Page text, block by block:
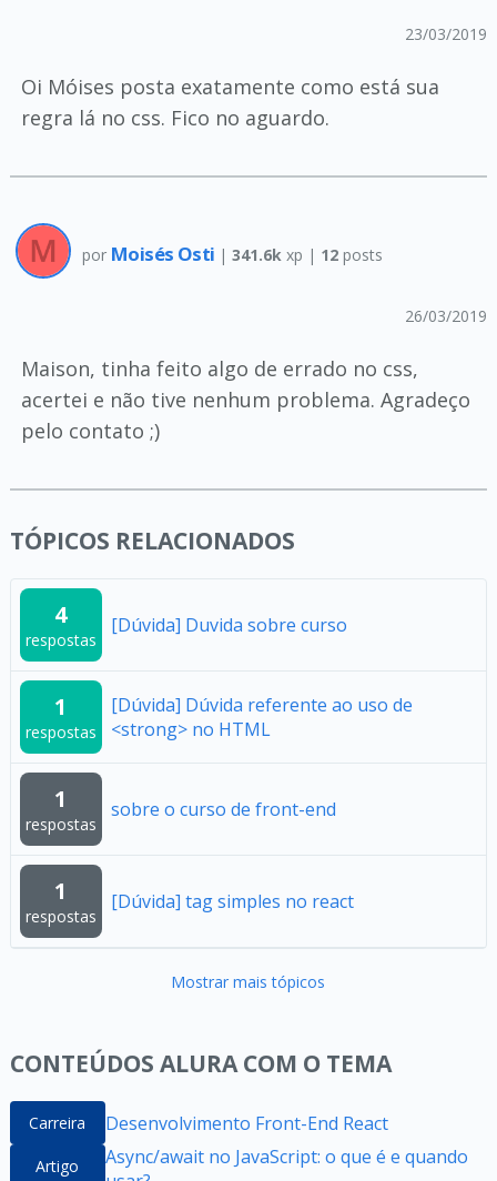
23/03/2019
Oi Móises posta exatamente como está sua
regra lá no css. Fico no aguardo.
por Moisés Osti | 341.6k xp | 12posts
26/03/2019
Maison, tinha feito algo de errado no css,
acertei e não tive nenhum problema. Agradeço
pelo contato ;)
TÓPICOS RELACIONADOS
4
respostas
[Dúvida] Duvida sobre curso
1
respostas
[Dúvida] Dúvida referente ao uso de
<strong> no HTML
1
respostas
sobre o curso de front-end
1
respostas
[Dúvida] tag simples no react
Mostrar mais tópicos
CONTEÚDOS ALURA COM O TEMA
Carreira Desenvolvimento Front-End React
Artigo
Async/await no JavaScript: o que é e quando